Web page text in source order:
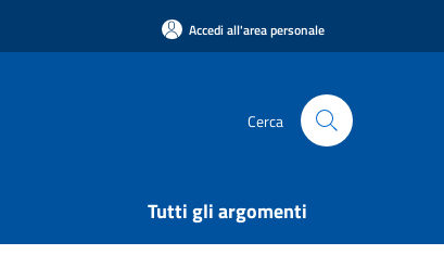
Accedi all'area personale
Cerca
Tutti gli argomenti